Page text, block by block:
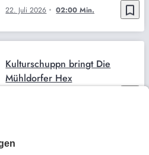
bookmark_border
22. Juli 2026 02:00 Min.
Kulturschuppn bringt Die
Mühldorfer Hex
Neue Königin für das